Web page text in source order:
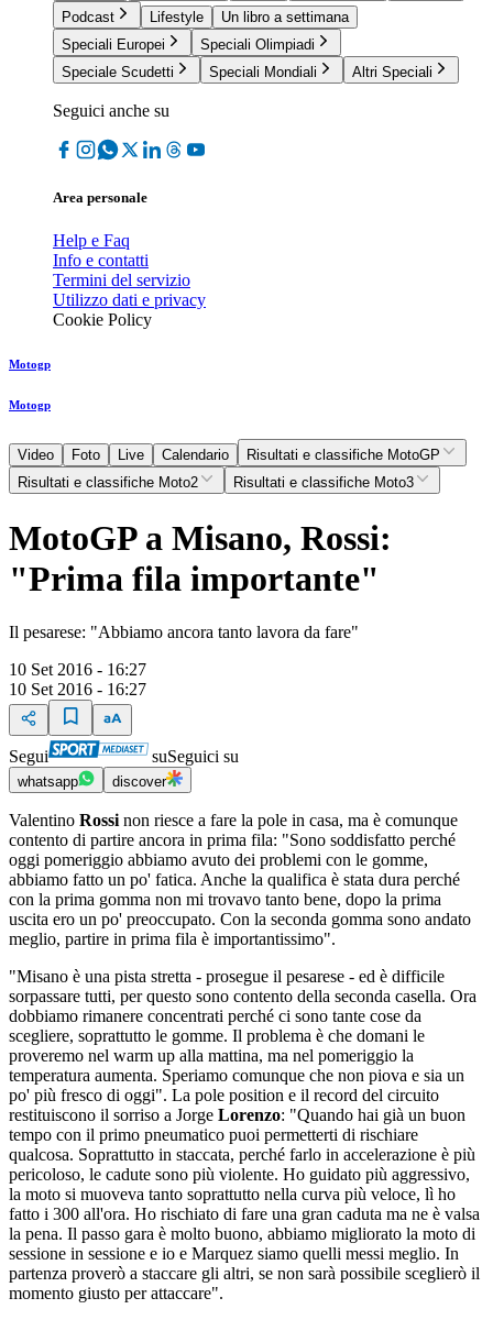
Podcast
Lifestyle
Un libro a settimana
Speciali Europei
Speciali Olimpiadi
Speciale Scudetti
Speciali Mondiali Altri Speciali
Seguici anche su
Area personale
Help e Faq
Info e contatti
Termini del servizio
Utilizzo dati e privacy
Cookie Policy
Motogp
Motogp
Video Foto Live Calendario
Risultati e classifiche MotoGP
Risultati e classifiche Moto2
Risultati e classifiche Moto3
MotoGP a Misano, Rossi:
"Prima fila importante"
Il pesarese: "Abbiamo ancora tanto lavora da fare"
10 Set 2016 - 16:27
10 Set 2016 - 16:27
Segui suSeguici su
whatsapp discover
Valentino Rossi non riesce a fare la pole in casa, ma è comunque
contento di partire ancora in prima fila: "Sono soddisfatto perché
oggi pomeriggio abbiamo avuto dei problemi con le gomme,
abbiamo fatto un po' fatica. Anche la qualifica è stata dura perché
con la prima gomma non mi trovavo tanto bene, dopo la prima
uscita ero un po' preoccupato. Con la seconda gomma sono andato
meglio, partire in prima fila è importantissimo".
"Misano è una pista stretta - prosegue il pesarese - ed è difficile
sorpassare tutti, per questo sono contento della seconda casella. Ora
dobbiamo rimanere concentrati perché ci sono tante cose da
scegliere, soprattutto le gomme. Il problema è che domani le
proveremo nel warm up alla mattina, ma nel pomeriggio la
temperatura aumenta. Speriamo comunque che non piova e sia un
po' più fresco di oggi". La pole position e il record del circuito
restituiscono il sorriso a Jorge Lorenzo: "Quando hai già un buon
tempo con il primo pneumatico puoi permetterti di rischiare
qualcosa. Soprattutto in staccata, perché farlo in accelerazione è più
pericoloso, le cadute sono più violente. Ho guidato più aggressivo,
la moto si muoveva tanto soprattutto nella curva più veloce, lì ho
fatto i 300 all'ora. Ho rischiato di fare una gran caduta ma ne è valsa
la pena. Il passo gara è molto buono, abbiamo migliorato la moto di
sessione in sessione e io e Marquez siamo quelli messi meglio. In
partenza proverò a staccare gli altri, se non sarà possibile sceglierò il
momento giusto per attaccare".